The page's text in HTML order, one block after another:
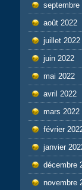
septembre
août 2022
juillet 2022
juin 2022
mai 2022
avril 2022
mars 2022
février
janvier
décembre
novembre